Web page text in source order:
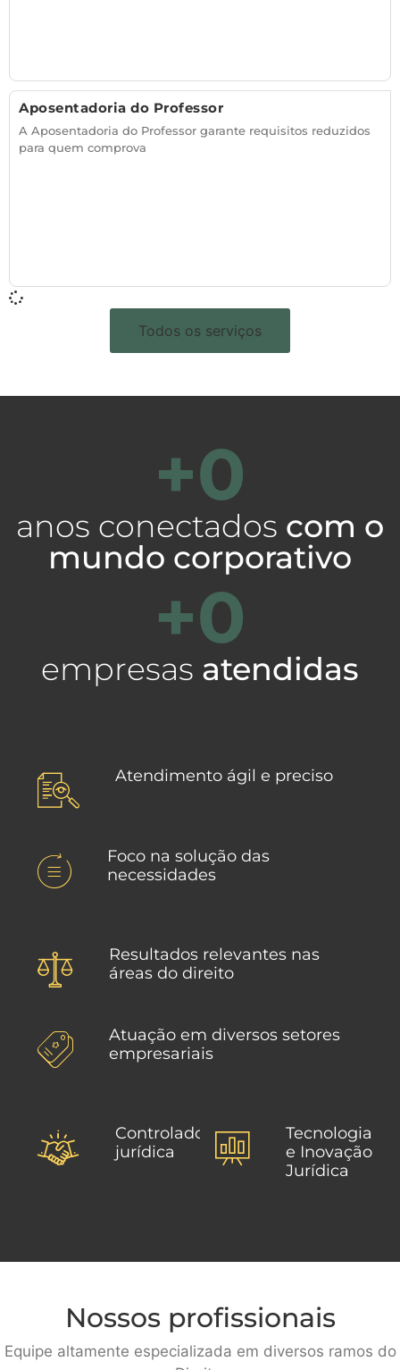
Aposentadoria do Professor
A Aposentadoria do Professor garante requisitos reduzidos
para quem comprova
Todos os serviços
+0
anos conectados com o
mundo corporativo
+0
empresas atendidas
Atendimento ágil e preciso
Foco na solução das
necessidades
Resultados relevantes nas
áreas do direito
Atuação em diversos setores
empresariais
Controladoria
jurídica
Tecnologia
e Inovação
Jurídica
Nossos profissionais
Equipe altamente especializada em diversos ramos do